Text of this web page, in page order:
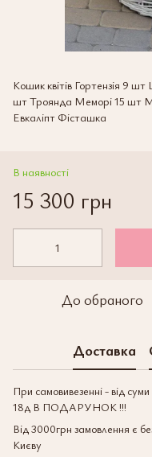
Кошик квітів Гортензія 9
шт Троянда Меморі 15 шт
Евкаліпт Фісташка
В наявності
15 300 грн
До обраного
Доставка
При самовивезенні - від
18д В ПОДАРУНОК !!!
Від 3000грн замовлення є
Києву